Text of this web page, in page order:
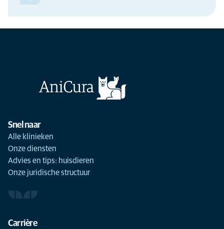
Snel naar
Alle klinieken
Onze diensten
Advies en tips: huisdieren
Onze juridische structuur
Carrière